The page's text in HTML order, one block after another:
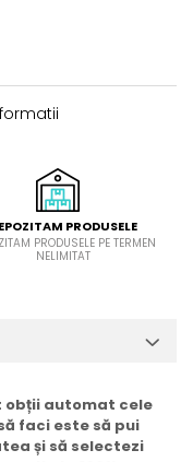
PRODUSELE
PRODUSELE PE TERMEN
NELIMITAT
obții automat cele
faci este să pui
și să selectezi